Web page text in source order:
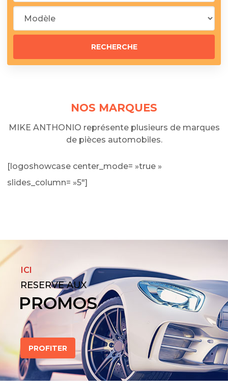
NOS MARQUES
MIKE ANTHONIO représente plusieurs de marques
de pièces automobiles.
[logoshowcase center_mode= »true »
slides_column= »5″]
ICI
RESERVE AUX
PROMOS
PROFITER